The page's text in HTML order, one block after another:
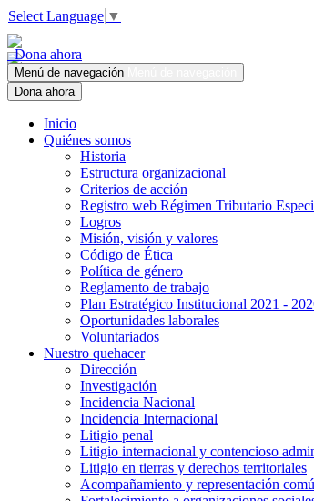
Select Language ▼
Dona ahora
Menú de navegación
Dona ahora
Inicio
Quiénes somos
Historia
Estructura organizacional
Criterios de acción
Registro web Régimen Tributario
Logros
Misión, visión y valores
Código de Ética
Política de género
Reglamento de trabajo
Plan Estratégico Institucional 2021 -
Oportunidades laborales
Voluntariados
Nuestro quehacer
Dirección
Investigación
Incidencia Nacional
Incidencia Internacional
Litigio penal
Litigio internacional y contencioso
Litigio en tierras y derechos territoriales
Acompañamiento y representación